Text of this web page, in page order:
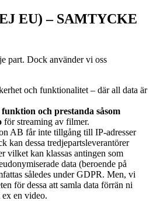
EU) – SAMTYCKE
part. Dock använder vi oss
och funktionalitet – där all data är
och prestanda såsom
för streaming av filmer.
AB får inte tillgång till IP-adresser
kan dessa tredjepartsleverantörer
vilket kan klassas antingen som
data (beroende på
således under GDPR. Men, vi
för dessa att samla data förrän ni
en video.